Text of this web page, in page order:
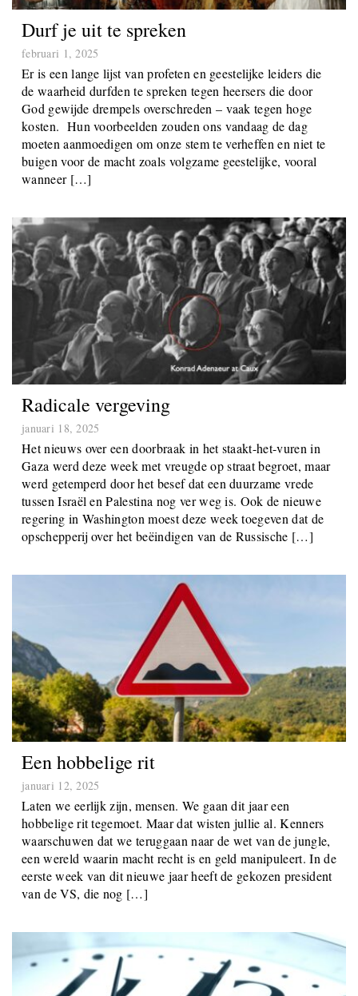
Durf je uit te spreken
februari 1, 2025
Er is een lange lijst van profeten en geestelijke leiders die
de waarheid durfden te spreken tegen heersers die door
God gewijde drempels overschreden – vaak tegen hoge
kosten. Hun voorbeelden zouden ons vandaag de dag
moeten aanmoedigen om onze stem te verheffen en niet te
buigen voor de macht zoals volgzame geestelijke, vooral
Radicale vergeving
januari 18, 2025
Het nieuws over een doorbraak in het staakt-het-vuren in
Gaza werd deze week met vreugde op straat begroet, maar
werd getemperd door het besef dat een duurzame vrede
tussen Israël en Palestina nog ver weg is. Ook de nieuwe
regering in Washington moest deze week toegeven dat de
Een hobbelige rit
januari 12, 2025
Laten we eerlijk zijn, mensen. We gaan dit jaar een
hobbelige rit tegemoet. Maar dat wisten jullie al. Kenners
waarschuwen dat we teruggaan naar de wet van de jungle,
een wereld waarin macht recht is en geld manipuleert. In de
eerste week van dit nieuwe jaar heeft de gekozen president